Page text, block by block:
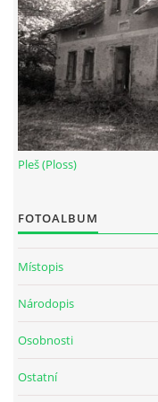
DŮL NA SLÍDU (NA
Tento projekt je
Pleš (Ploss)
FOTOALBUM
Místopis
Národopis
Osobnosti
Ostatní